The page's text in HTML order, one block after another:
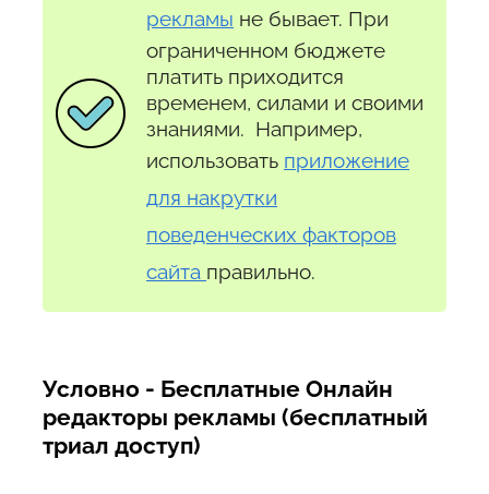
рекламы не бывает. При
ограниченном бюджете
платить приходится
временем, силами и своими
знаниями. Например,
использовать приложение
для накрутки
поведенческих факторов
сайта правильно.
Условно - Бесплатные Онлайн
редакторы рекламы (бесплатный
триал доступ)